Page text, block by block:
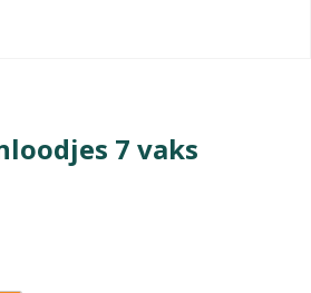
7 vaks